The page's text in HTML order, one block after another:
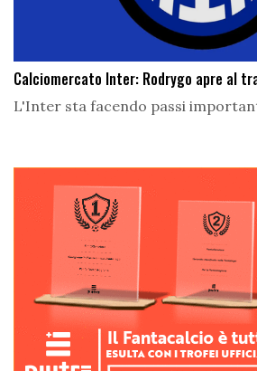
Calciomercato Inter: Rodrygo apre al
L'Inter sta facendo passi